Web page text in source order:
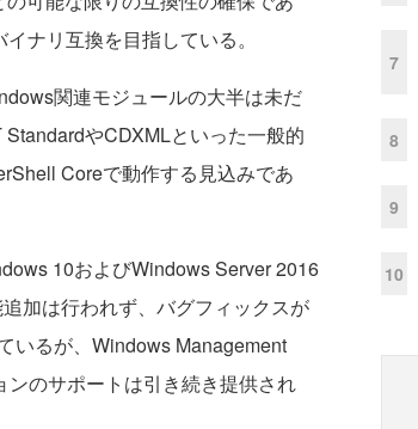
ナリ互換を目指している。
関連モジュールの大半は未だ
やCDXMLといった一般的
Coreで動作する見込みであ
10およびWindows Server 2016
加は行われず、バグフィックスが
いるが、Windows Management
のサポートは引き続き提供され
7
8
9
10